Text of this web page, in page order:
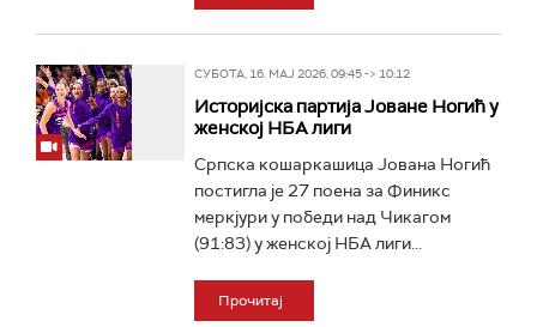
СУБОТА, 16. МАЈ 2026, 09:45 -> 10:12
Историјска партија Јоване Ногић у
женској НБА лиги
Српска кошаркашица Јована Ногић
постигла је 27 поена за Финикс
меркјури у победи над Чикагом
(91:83) у женској НБА лиги...
Прочитај